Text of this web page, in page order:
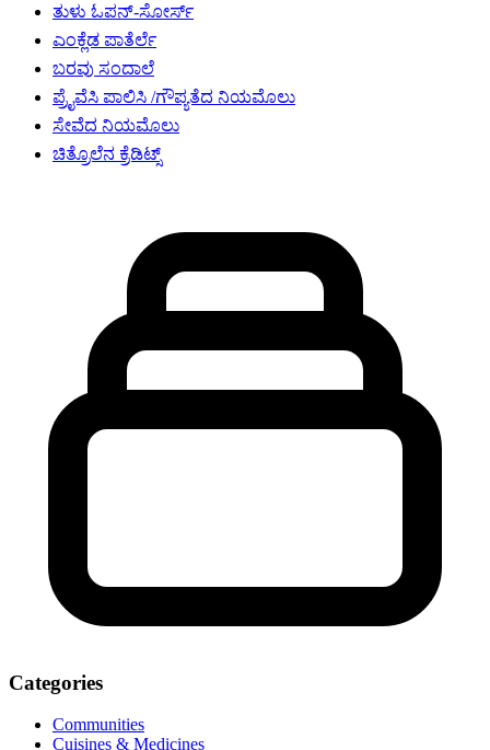
ತುಳು ಓಪನ್-ಸೋರ್ಸ್
ಎಂಕ್ಲೆಡ ಪಾತೆರ್ಲೆ
ಬರವು ಸಂದಾಲೆ
ಪ್ರೈವೆಸಿ ಪಾಲಿಸಿ /ಗೌಪ್ಯತೆದ ನಿಯಮೊಲು
ಸೇವೆದ ನಿಯಮೊಲು
ಚಿತ್ರೊಲೆನ ಕ್ರೆಡಿಟ್ಸ್
Categories
Communities
Cuisines & Medicines